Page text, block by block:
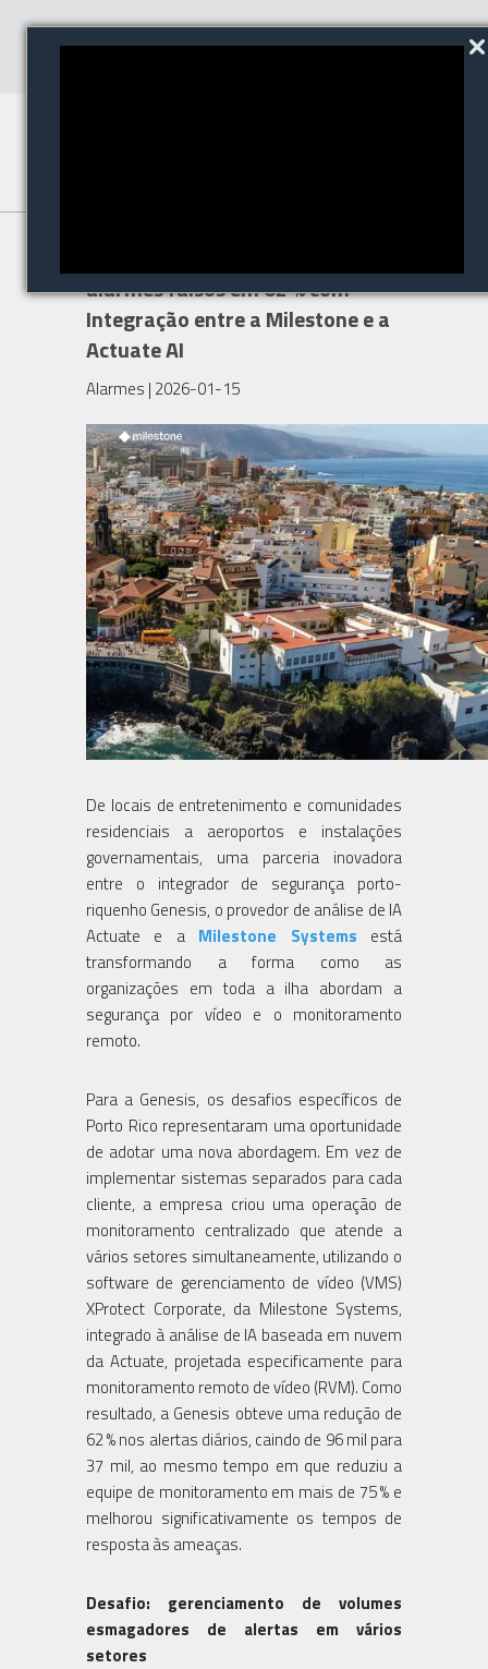
alarmes falsos em 62 % com
Integração entre a Milestone e a
Actuate AI
Alarmes | 2026-01-15
De locais de entretenimento e comunidades
residenciais a aeroportos e instalações
governamentais, uma parceria inovadora
entre o integrador de segurança porto-
riquenho Genesis, o provedor de análise de IA
Actuate e a Milestone Systems está
transformando a forma como as
organizações em toda a ilha abordam a
segurança por vídeo e o monitoramento
remoto.
Para a Genesis, os desafios específicos de
Porto Rico representaram uma oportunidade
de adotar uma nova abordagem. Em vez de
implementar sistemas separados para cada
cliente, a empresa criou uma operação de
monitoramento centralizado que atende a
vários setores simultaneamente, utilizando o
software de gerenciamento de vídeo (VMS)
XProtect Corporate, da Milestone Systems,
integrado à análise de IA baseada em nuvem
da Actuate, projetada especificamente para
monitoramento remoto de vídeo (RVM). Como
resultado, a Genesis obteve uma redução de
62 % nos alertas diários, caindo de 96 mil para
37 mil, ao mesmo tempo em que reduziu a
equipe de monitoramento em mais de 75 % e
melhorou significativamente os tempos de
resposta às ameaças.
Desafio: gerenciamento de volumes
esmagadores de alertas em vários
setores